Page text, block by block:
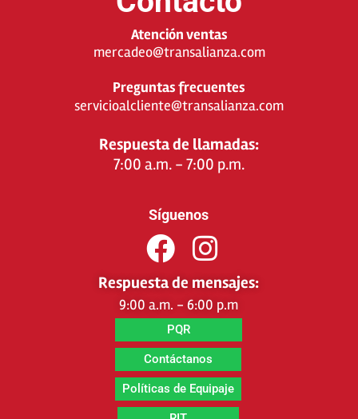
Atención ventas
mercadeo@transalianza.com
Preguntas frecuentes
servicioalcliente@transalianza.com
Respuesta de llamadas:
7:00 a.m. - 7:00 p.m.
Síguenos
Respuesta de mensajes:
9:00 a.m. - 6:00 p.m
PQR
Contáctanos
Políticas de Equipaje